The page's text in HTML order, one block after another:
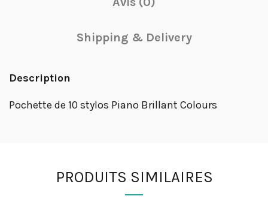
Shipping & Delivery
Description
Pochette de 10 stylos Piano Brillant Colours
PRODUITS SIMILAIRES